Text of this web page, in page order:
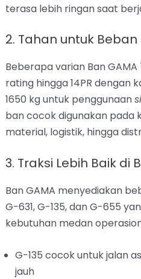
terasa lebih ringan saat
2. Tahan untuk
Beberapa varian Ban GAMA
rating hingga 14PR dengan
1650 kg untuk penggunaan
ban cocok digunakan pada
material, logistik, hingga
3. Traksi Lebih Baik di
Ban GAMA menyediakan
G-631, G-135, dan G-655
kebutuhan medan
G-135 cocok untuk jalan
jauh